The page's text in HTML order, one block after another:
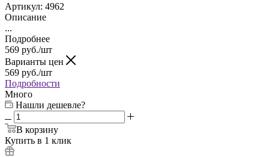
Артикул: 4962
Описание
...
Подробнее
569 руб./шт
Варианты цен
569 руб./шт
Подробности
Много
Нашли дешевле?
В корзину
Купить в 1 клик